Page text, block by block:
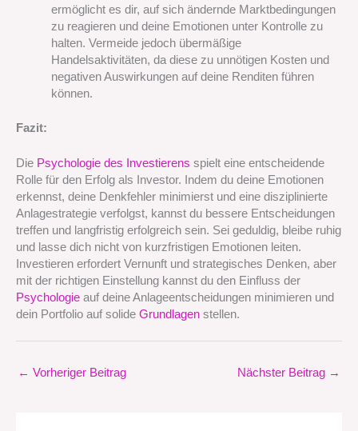
ermöglicht es dir, auf sich ändernde Marktbedingungen
zu reagieren und deine Emotionen unter Kontrolle zu
halten. Vermeide jedoch übermäßige
Handelsaktivitäten, da diese zu unnötigen Kosten und
negativen Auswirkungen auf deine Renditen führen
können.
Fazit:
Die Psychologie des Investierens spielt eine entscheidende
Rolle für den Erfolg als Investor. Indem du deine Emotionen
erkennst, deine Denkfehler minimierst und eine disziplinierte
Anlagestrategie verfolgst, kannst du bessere Entscheidungen
treffen und langfristig erfolgreich sein. Sei geduldig, bleibe ruhig
und lasse dich nicht von kurzfristigen Emotionen leiten.
Investieren erfordert Vernunft und strategisches Denken, aber
mit der richtigen Einstellung kannst du den Einfluss der
Psychologie auf deine Anlageentscheidungen minimieren und
dein Portfolio auf solide Grundlagen stellen.
← Vorheriger Beitrag Nächster Beitrag →